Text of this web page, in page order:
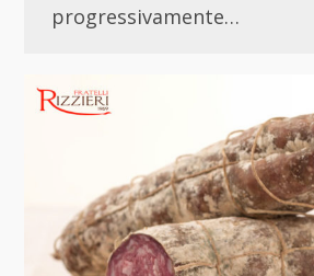
progressivamente…